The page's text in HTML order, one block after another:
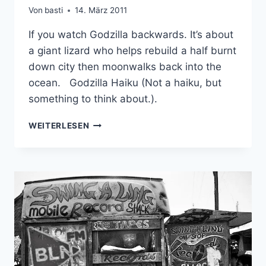
Von basti 14. März 2011
If you watch Godzilla backwards. It’s about
a giant lizard who helps rebuild a half burnt
down city then moonwalks back into the
ocean. Godzilla Haiku (Not a haiku, but
something to think about.).
WEITERLESEN ALLIZDOG